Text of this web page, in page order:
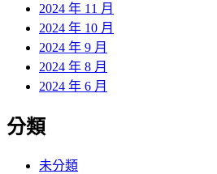
2024 年 11 月
2024 年 10 月
2024 年 9 月
2024 年 8 月
2024 年 6 月
分類
未分類